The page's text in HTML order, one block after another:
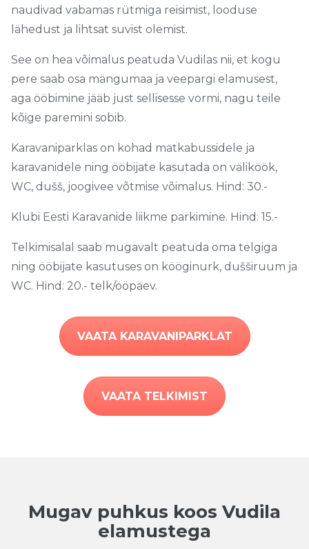
naudivad vabamas rütmiga reisimist, looduse
lähedust ja lihtsat suvist olemist.
See on hea võimalus peatuda Vudilas nii, et kogu
pere saab osa mängumaa ja veepargi elamusest,
aga ööbimine jääb just sellisesse vormi, nagu teile
kõige paremini sobib.
Karavaniparklas on kohad matkabussidele ja
karavanidele ning ööbijate kasutada on väliköök,
WC, dušš, joogivee võtmise võimalus. Hind: 30.-
Klubi Eesti Karavanide liikme parkimine. Hind: 15.-
Telkimisalal saab mugavalt peatuda oma telgiga
ning ööbijate kasutuses on kööginurk, dušširuum ja
WC. Hind: 20.- telk/ööpäev.
VAATA KARAVANIPARKLAT
VAATA TELKIMIST
Mugav puhkus koos Vudila
elamustega